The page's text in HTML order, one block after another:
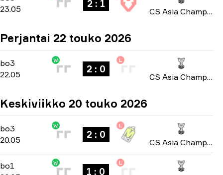
23.05
2 : 1
CS Asia Championships 2026
Perjantai 22 touko 2026
bo3 -bo3
22.05
W
2 : 0
L
CS Asia Championships 2026
Keskiviikko 20 touko 2026
bo3 -bo3
20.05
W
2 : 0
L
CS Asia Championships 2026
bo1 -bo1
W
1 : 0
L